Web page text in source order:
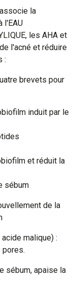
la
l'EAU
les AHA et
l'acné et réduire
:
brevets pour
induit par le
et réduit la
sébum
de la
malique) :
pores.
sébum, apaise la